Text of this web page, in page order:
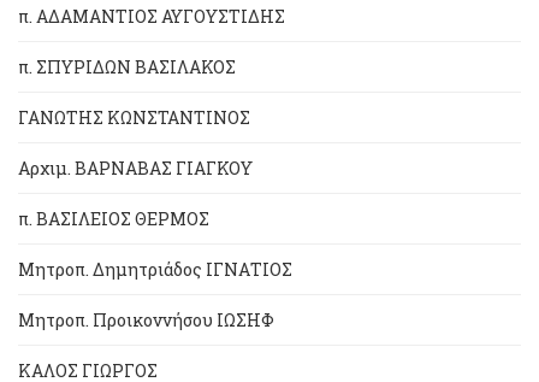
π. ΑΔΑΜΑΝΤΙΟΣ ΑΥΓΟΥΣΤΙΔΗΣ
π. ΣΠΥΡΙΔΩΝ ΒΑΣΙΛΑΚΟΣ
ΓΑΝΩΤΗΣ ΚΩΝΣΤΑΝΤΙΝΟΣ
Αρχιμ. ΒΑΡΝΑΒΑΣ ΓΙΑΓΚΟΥ
π. ΒΑΣΙΛΕΙΟΣ ΘΕΡΜΟΣ
Μητροπ. Δημητριάδος ΙΓΝΑΤΙΟΣ
Μητροπ. Προικοννήσου ΙΩΣΗΦ
ΚΑΛΟΣ ΓΙΩΡΓΟΣ